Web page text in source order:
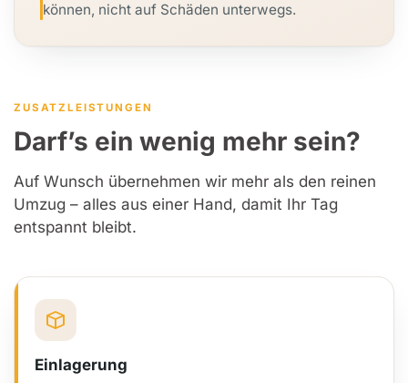
können, nicht auf Schäden unterwegs.
ZUSATZLEISTUNGEN
Darf’s ein wenig mehr sein?
Auf Wunsch übernehmen wir mehr als den reinen
Umzug – alles aus einer Hand, damit Ihr Tag
entspannt bleibt.
Einlagerung